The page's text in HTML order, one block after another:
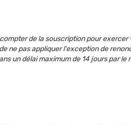
de la souscription pour
ne pas appliquer l'exception de
un délai maximum de 14 jours par le